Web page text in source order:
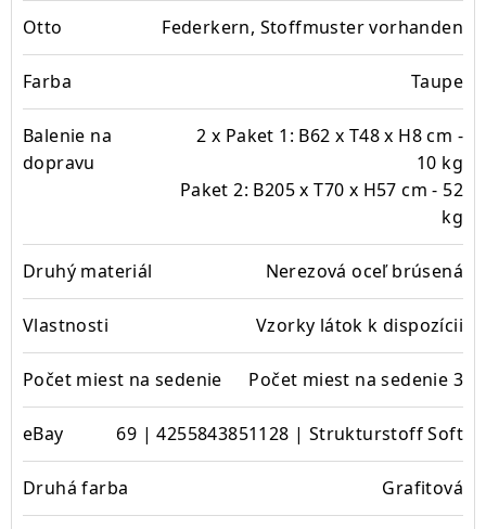
Otto Federkern, Stoffmuster vorhanden
Farba Taupe
Balenie na
dopravu
2 x Paket 1: B62 x T48 x H8 cm -
10 kg
Paket 2: B205 x T70 x H57 cm - 52
kg
Druhý materiál Nerezová oceľ brúsená
Vlastnosti Vzorky látok k dispozícii
Počet miest na sedenie Počet miest na sedenie 3
eBay 69 | 4255843851128 | Strukturstoff Soft
Druhá farba Grafitová